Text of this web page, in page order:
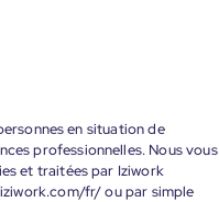
en situation de
professionnelles. Nous vous
et traitées par Iziwork
fr/ ou par simple